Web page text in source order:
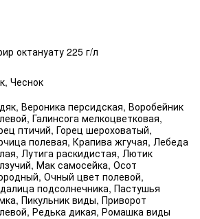
октануату 225 г/л
Чеснок
Вероника персидская, Воробейник
Галинсога мелкоцветковая,
птичий, Горец шероховатый,
полевая, Крапива жгучая, Лебеда
Лутига раскидистая, Лютик
Мак самосейка, Осот
Очный цвет полевой,
подсолнечника, Пастушья
Пикульник виды, Приворот
Редька дикая, Ромашка виды